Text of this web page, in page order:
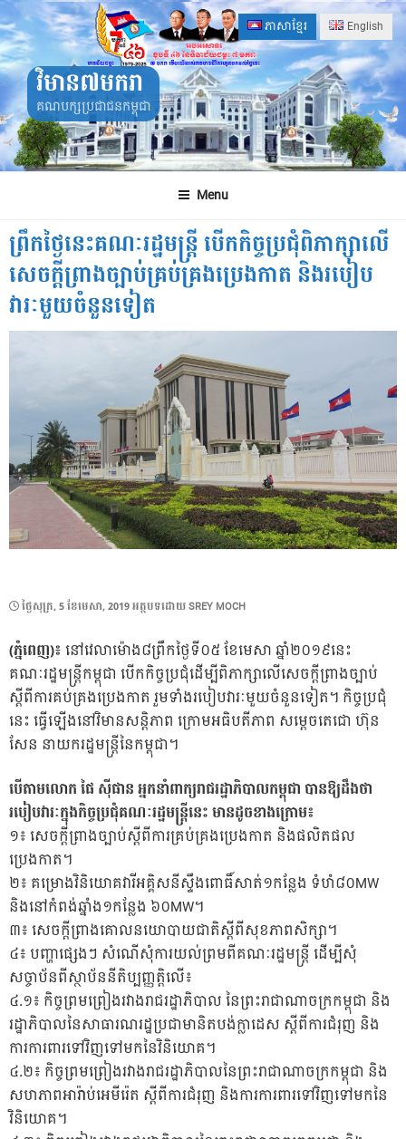
Skip
to
content
ភាសាខ្មែរ English
វិមាន៧មករា
គណបក្សប្រជាជនកម្ពុជា
Menu
ព្រឹកថ្ងៃនេះគណៈរដ្ឋមន្រ្តី បើកកិច្ចប្រជុំពិភាក្សាលើ
សេចក្តីព្រាងច្បាប់គ្រប់គ្រងប្រេងកាត និងរបៀប
វារៈមួយចំនួនទៀត
POSTED
ថ្ងៃ​សុក្រ, 5 ខែ​មេសា, 2019អត្ថបទដោយSREY MOCH
(ភ្នំពេញ)៖នៅវេលាម៉ោង៨ព្រឹកថ្ងៃទី០៥ ខែមេសា ឆ្នាំ២០១៩នេះ
គណៈរដ្ឋមន្រ្តីកម្ពុជា បើកកិច្ចប្រជុំដើម្បីពិភាក្សាលើសេចក្តីព្រាងច្បាប់
ស្តីពីការគប់គ្រងប្រេងកាត រួមទាំងរបៀបវារៈមួយចំនួនទៀត។ កិច្ចប្រជុំ
នេះ ធ្វើឡើងនៅវិមានសន្តិភាព ក្រោមអធិបតីភាព សម្តេចតេជោ ហ៊ុន
សែន នាយករដ្ឋមន្រ្តីនៃកម្ពុជា។
បើតាមលោក ផៃ ស៊ីផាន អ្នកនាំពាក្យរាជរដ្ឋាភិបាលកម្ពុជា បានឱ្យដឹងថា
របៀបវារៈក្នុងកិច្ចប្រជុំគណៈរដ្ឋមន្រ្តីនេះ មានដូចខាងក្រោម៖
១៖ សេចក្តីព្រាងច្បាប់ស្តីពីការគ្រប់គ្រងប្រេងកាត និងផលិតផល
ប្រេងកាត។
២៖ គម្រោងវិនិយោគវារីអគ្គិសនីស្ទឹងពោធិ៍សាត់១កន្លែង ទំហំ៨០MW
និងនៅកំពង់ឆ្នាំង១កន្លែង ៦០MW។
៣៖ សេចក្តីព្រាងគោលនយោបាយជាតិស្តីពីសុខភាពសិក្សា។
៤៖ បញ្ហាផ្សេងៗ សំណើសុំការយល់ព្រមពីគណៈរដ្ឋមន្រ្តី ដើម្បីសុំ
សច្ចាប័នពីស្ថាប័ននីតិប្បញ្ញត្តិលើ៖
៤.១៖ កិច្ចព្រមព្រៀងរវាងរាជរដ្ឋាភិបាល នៃព្រះរាជាណាចក្រកម្ពុជា និង
រដ្ឋាភិបាលនៃសាធារណរដ្ឋប្រជាមានិតបង់ក្លាដេស ស្តីពីការជំរុញ និង
ការការពារទៅវិញទៅមកនៃវិនិយោគ។
៤.២៖ កិច្ចព្រមព្រៀងរវាងរាជរដ្ឋាភិបាលនៃព្រះរាជាណាចក្រកម្ពុជា និង
សហភាពអារ៉ាប់អេមីរ៉េត ស្តីពីការជំរុញ និងការការពារទៅវិញទៅមកនៃ
វិនិយោគ។